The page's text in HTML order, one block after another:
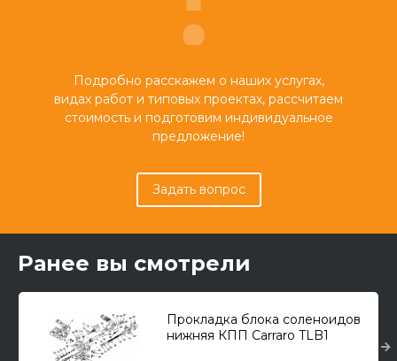
Подробно расскажем о наших услугах,
видах работ и типовых проектах, рассчитаем
стоимость и подготовим индивидуальное
предложение!
Задать вопрос
Ранее вы смотрели
Прокладка блока соленоидов
нижняя КПП Carraro TLB1